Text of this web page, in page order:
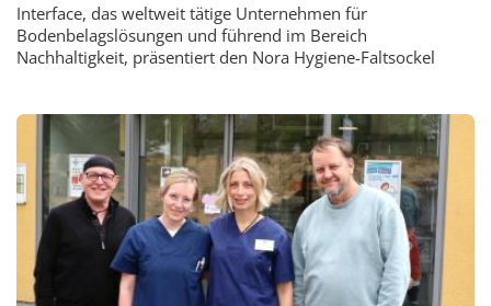
Interface, das weltweit tätige Unternehmen für
Bodenbelagslösungen und führend im Bereich
Nachhaltigkeit, präsentiert den Nora Hygiene-Faltsockel